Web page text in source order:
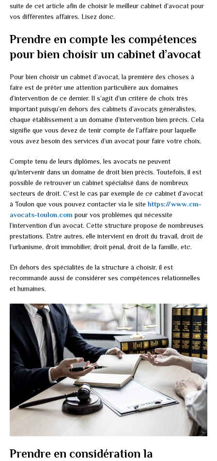
suite de cet article afin de choisir le meilleur cabinet d’avocat pour
vos différentes affaires. Lisez donc.
Prendre en compte les compétences
pour bien choisir un cabinet d’avocat
Pour bien choisir un cabinet d’avocat, la première des choses à
faire est de prêter une attention particulière aux domaines
d’intervention de ce dernier. Il s’agit d’un critère de choix très
important puisqu’en dehors des cabinets d’avocats généralistes,
chaque établissement a un domaine d’intervention bien précis. Cela
signifie que vous devez de tenir compte de l’affaire pour laquelle
vous avez besoin des services d’un avocat pour faire votre choix.
Compte tenu de leurs diplômes, les avocats ne peuvent
qu’intervenir dans un domaine de droit bien précis. Toutefois, il est
possible de retrouver un cabinet spécialisé dans de nombreux
secteurs de droit. C’est le cas par exemple de ce cabinet d’avocat
à Toulon que vous pouvez contacter via le site https://www.cm-
avocats-toulon.com pour vos problèmes qui nécessite
l’intervention d’un avocat. Cette structure propose de nombreuses
prestations. Entre autres, elle intervient en droit du travail, droit de
l’urbanisme, droit immobilier, droit pénal, droit de la famille, etc.
En dehors des spécialités de la structure à choisir, il est
recommandé aussi de considérer ses compétences relationnelles
et humaines.
Prendre en considération la